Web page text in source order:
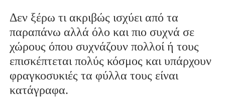
Δεν ξέρω τι ακριβώς ισχύει από τα
παραπάνω αλλά όλο και πιο συχνά σε
χώρους όπου συχνάζουν πολλοί ή τους
επισκέπτεται πολύς κόσμος και υπάρχουν
φραγκοσυκιές τα φύλλα τους είναι
κατάγραφα.